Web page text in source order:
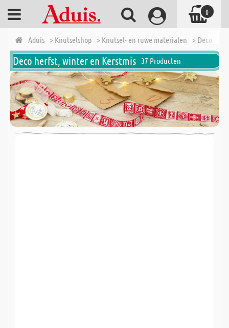
Aduis > Knutselshop > Knutsel- en ruwe materialen > Deco
Deco herfst, winter en Kerstmis 37 Producten
0